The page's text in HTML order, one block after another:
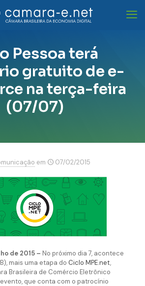
Pessoa terá
gratuito de e-
na terça-feira
(07/07)
em 07/02/2015
de 2015 – No próximo dia 7, acontece
mais uma etapa do Ciclo MPE.net,
Brasileira de Comércio Eletrônico
que conta com o patrocínio